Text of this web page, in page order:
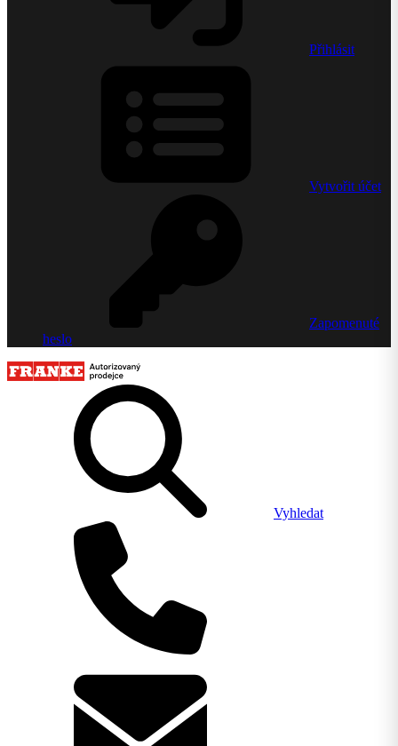
Přihlásit
Vytvořit účet
Zapomenuté
heslo
Vyhledat